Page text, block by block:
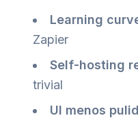
Learning
Zapier
Self-hosting
trivial
UI menos